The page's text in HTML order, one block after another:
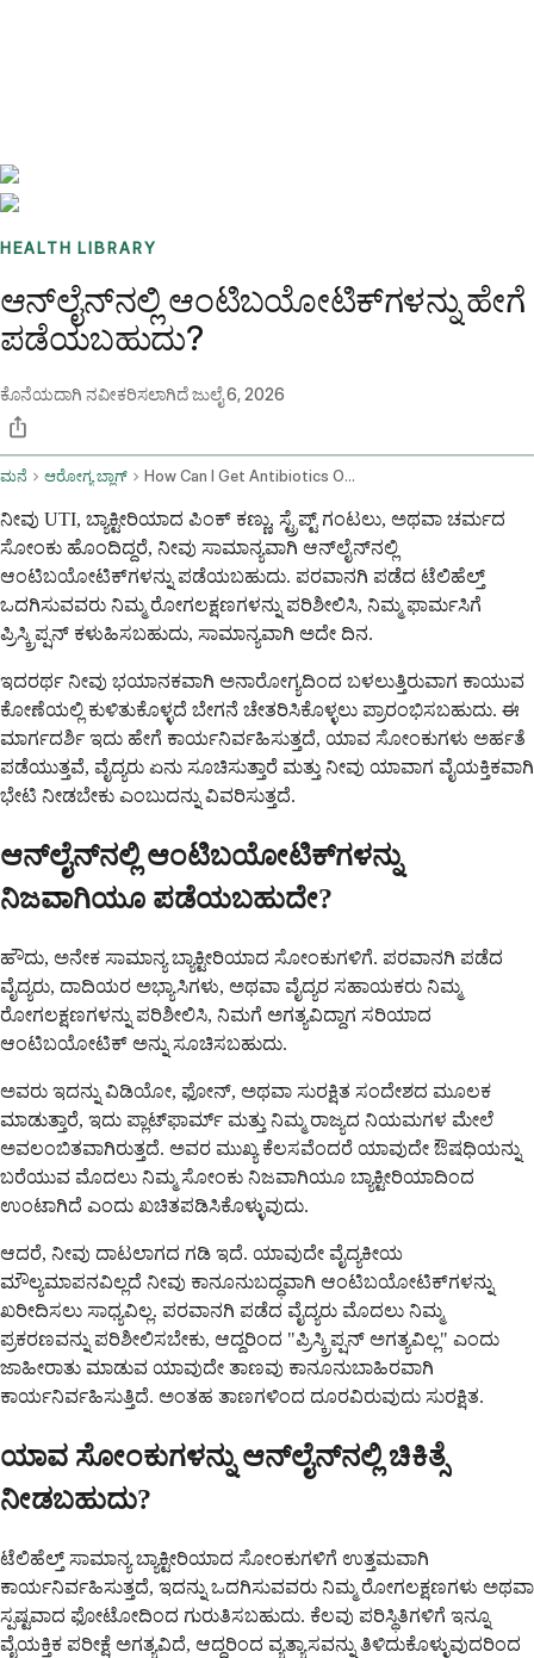
HEALTH LIBRARY
ಆನ್‌ಲೈನ್‌ನಲ್ಲಿ ಆಂಟಿಬಯೋಟಿಕ್‌ಗಳನ್ನು ಹೇಗೆ
ಪಡೆಯಬಹುದು?
ಕೊನೆಯದಾಗಿ ನವೀಕರಿಸಲಾಗಿದೆಜುಲೈ 6, 2026
ಮನೆ ಆರೋಗ್ಯ ಬ್ಲಾಗ್ How Can I Get Antibiotics Online Same Day Telehealth Prescription Guide 2026
ನೀವು UTI, ಬ್ಯಾಕ್ಟೀರಿಯಾದ ಪಿಂಕ್ ಕಣ್ಣು, ಸ್ಟ್ರೆಪ್ಟ್ ಗಂಟಲು, ಅಥವಾ ಚರ್ಮದ
ಸೋಂಕು ಹೊಂದಿದ್ದರೆ, ನೀವು ಸಾಮಾನ್ಯವಾಗಿ ಆನ್‌ಲೈನ್‌ನಲ್ಲಿ
ಆಂಟಿಬಯೋಟಿಕ್‌ಗಳನ್ನು ಪಡೆಯಬಹುದು. ಪರವಾನಗಿ ಪಡೆದ ಟೆಲಿಹೆಲ್ತ್
ಒದಗಿಸುವವರು ನಿಮ್ಮ ರೋಗಲಕ್ಷಣಗಳನ್ನು ಪರಿಶೀಲಿಸಿ, ನಿಮ್ಮ ಫಾರ್ಮಸಿಗೆ
ಪ್ರಿಸ್ಕ್ರಿಪ್ಷನ್ ಕಳುಹಿಸಬಹುದು, ಸಾಮಾನ್ಯವಾಗಿ ಅದೇ ದಿನ.
ಇದರರ್ಥ ನೀವು ಭಯಾನಕವಾಗಿ ಅನಾರೋಗ್ಯದಿಂದ ಬಳಲುತ್ತಿರುವಾಗ ಕಾಯುವ
ಕೋಣೆಯಲ್ಲಿ ಕುಳಿತುಕೊಳ್ಳದೆ ಬೇಗನೆ ಚೇತರಿಸಿಕೊಳ್ಳಲು ಪ್ರಾರಂಭಿಸಬಹುದು. ಈ
ಮಾರ್ಗದರ್ಶಿ ಇದು ಹೇಗೆ ಕಾರ್ಯನಿರ್ವಹಿಸುತ್ತದೆ, ಯಾವ ಸೋಂಕುಗಳು ಅರ್ಹತೆ
ಪಡೆಯುತ್ತವೆ, ವೈದ್ಯರು ಏನು ಸೂಚಿಸುತ್ತಾರೆ ಮತ್ತು ನೀವು ಯಾವಾಗ ವೈಯಕ್ತಿಕವಾಗಿ
ಭೇಟಿ ನೀಡಬೇಕು ಎಂಬುದನ್ನು ವಿವರಿಸುತ್ತದೆ.
ಆನ್‌ಲೈನ್‌ನಲ್ಲಿ ಆಂಟಿಬಯೋಟಿಕ್‌ಗಳನ್ನು
ನಿಜವಾಗಿಯೂ ಪಡೆಯಬಹುದೇ?
ಹೌದು, ಅನೇಕ ಸಾಮಾನ್ಯ ಬ್ಯಾಕ್ಟೀರಿಯಾದ ಸೋಂಕುಗಳಿಗೆ. ಪರವಾನಗಿ ಪಡೆದ
ವೈದ್ಯರು, ದಾದಿಯರ ಅಭ್ಯಾಸಿಗಳು, ಅಥವಾ ವೈದ್ಯರ ಸಹಾಯಕರು ನಿಮ್ಮ
ರೋಗಲಕ್ಷಣಗಳನ್ನು ಪರಿಶೀಲಿಸಿ, ನಿಮಗೆ ಅಗತ್ಯವಿದ್ದಾಗ ಸರಿಯಾದ
ಆಂಟಿಬಯೋಟಿಕ್ ಅನ್ನು ಸೂಚಿಸಬಹುದು.
ಅವರು ಇದನ್ನು ವಿಡಿಯೋ, ಫೋನ್, ಅಥವಾ ಸುರಕ್ಷಿತ ಸಂದೇಶದ ಮೂಲಕ
ಮಾಡುತ್ತಾರೆ, ಇದು ಪ್ಲಾಟ್‌ಫಾರ್ಮ್ ಮತ್ತು ನಿಮ್ಮ ರಾಜ್ಯದ ನಿಯಮಗಳ ಮೇಲೆ
ಅವಲಂಬಿತವಾಗಿರುತ್ತದೆ. ಅವರ ಮುಖ್ಯ ಕೆಲಸವೆಂದರೆ ಯಾವುದೇ ಔಷಧಿಯನ್ನು
ಬರೆಯುವ ಮೊದಲು ನಿಮ್ಮ ಸೋಂಕು ನಿಜವಾಗಿಯೂ ಬ್ಯಾಕ್ಟೀರಿಯಾದಿಂದ
ಉಂಟಾಗಿದೆ ಎಂದು ಖಚಿತಪಡಿಸಿಕೊಳ್ಳುವುದು.
ಆದರೆ, ನೀವು ದಾಟಲಾಗದ ಗಡಿ ಇದೆ. ಯಾವುದೇ ವೈದ್ಯಕೀಯ
ಮೌಲ್ಯಮಾಪನವಿಲ್ಲದೆ ನೀವು ಕಾನೂನುಬದ್ಧವಾಗಿ ಆಂಟಿಬಯೋಟಿಕ್‌ಗಳನ್ನು
ಖರೀದಿಸಲು ಸಾಧ್ಯವಿಲ್ಲ. ಪರವಾನಗಿ ಪಡೆದ ವೈದ್ಯರು ಮೊದಲು ನಿಮ್ಮ
ಪ್ರಕರಣವನ್ನು ಪರಿಶೀಲಿಸಬೇಕು, ಆದ್ದರಿಂದ "ಪ್ರಿಸ್ಕ್ರಿಪ್ಷನ್ ಅಗತ್ಯವಿಲ್ಲ" ಎಂದು
ಜಾಹೀರಾತು ಮಾಡುವ ಯಾವುದೇ ತಾಣವು ಕಾನೂನುಬಾಹಿರವಾಗಿ
ಕಾರ್ಯನಿರ್ವಹಿಸುತ್ತಿದೆ. ಅಂತಹ ತಾಣಗಳಿಂದ ದೂರವಿರುವುದು ಸುರಕ್ಷಿತ.
ಯಾವ ಸೋಂಕುಗಳನ್ನು ಆನ್‌ಲೈನ್‌ನಲ್ಲಿ ಚಿಕಿತ್ಸೆ
ನೀಡಬಹುದು?
ಟೆಲಿಹೆಲ್ತ್ ಸಾಮಾನ್ಯ ಬ್ಯಾಕ್ಟೀರಿಯಾದ ಸೋಂಕುಗಳಿಗೆ ಉತ್ತಮವಾಗಿ
ಕಾರ್ಯನಿರ್ವಹಿಸುತ್ತದೆ, ಇದನ್ನು ಒದಗಿಸುವವರು ನಿಮ್ಮ ರೋಗಲಕ್ಷಣಗಳು ಅಥವಾ
ಸ್ಪಷ್ಟವಾದ ಫೋಟೋದಿಂದ ಗುರುತಿಸಬಹುದು. ಕೆಲವು ಪರಿಸ್ಥಿತಿಗಳಿಗೆ ಇನ್ನೂ
ವೈಯಕ್ತಿಕ ಪರೀಕ್ಷೆ ಅಗತ್ಯವಿದೆ, ಆದ್ದರಿಂದ ವ್ಯತ್ಯಾಸವನ್ನು ತಿಳಿದುಕೊಳ್ಳುವುದರಿಂದ